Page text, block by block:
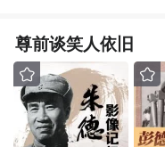
尊前谈笑人依旧